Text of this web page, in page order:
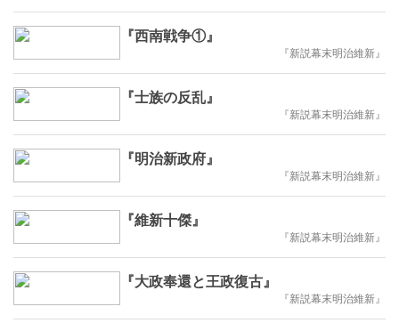
『西南戦争①』
『新説幕末明治維新』
『士族の反乱』
『新説幕末明治維新』
『明治新政府』
『新説幕末明治維新』
『維新十傑』
『新説幕末明治維新』
『大政奉還と王政復古』
『新説幕末明治維新』